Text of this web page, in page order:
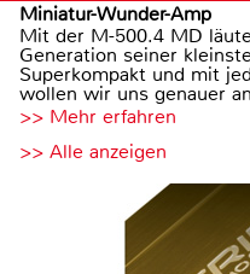
Miniatur-Wunder-Amp
Mit der M-500.4 MD
Generation seiner
Superkompakt und mit
wollen wir uns genauer
>> Mehr erfahren
>> Alle anzeigen